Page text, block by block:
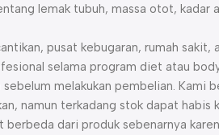
lemak tubuh, massa otot, kadar
pusat kebugaran, rumah sakit,
selama program diet atau
melakukan pembelian. Kami
namun terkadang stok dapat habis
dari produk sebenarnya